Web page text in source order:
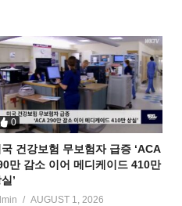
0
국 건강보험 무보험자 급증 ‘ACA
만 감소 이어 메디케이드 410만
’
AUGUST 1, 2026